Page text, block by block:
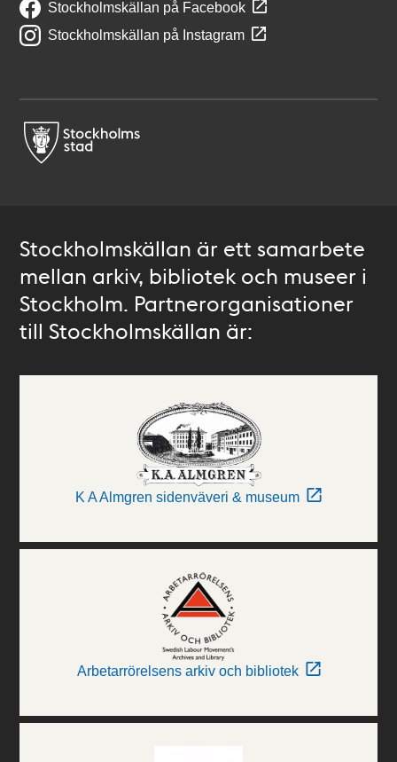
Stockholmskällan på Facebook
Stockholmskällan på Instagram
Stockholmskällan är ett samarbete
mellan arkiv, bibliotek och museer i
Stockholm. Partnerorganisationer
till Stockholmskällan är:
K A Almgren sidenväveri & museum
Arbetarrörelsens arkiv och bibliotek